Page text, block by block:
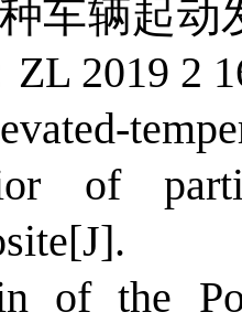
车辆起动
ZL 2019 2
of
of the